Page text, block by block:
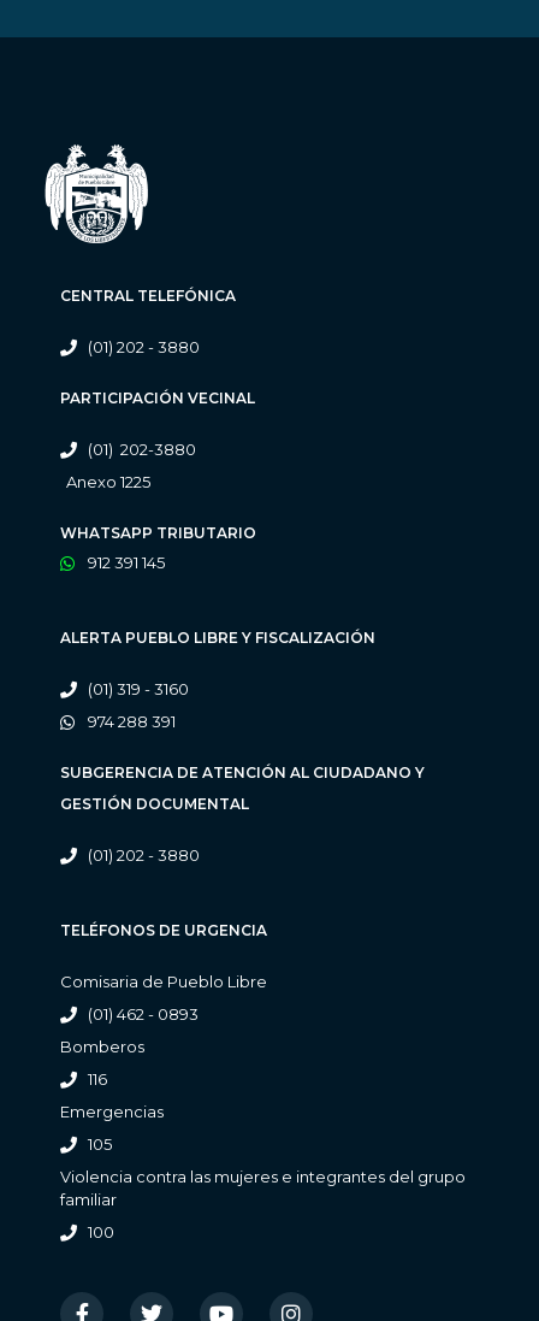
CENTRAL TELEFÓNICA
(01) 202 - 3880
PARTICIPACIÓN VECINAL
(01) 202-3880
Anexo 1225
WHATSAPP TRIBUTARIO
912 391 145
ALERTA PUEBLO LIBRE Y FISCALIZACIÓN
(01) 319 - 3160
974 288 391
SUBGERENCIA DE ATENCIÓN AL CIUDADANO Y
GESTIÓN DOCUMENTAL
(01) 202 - 3880
TELÉFONOS DE URGENCIA
Comisaria de Pueblo Libre
(01) 462 - 0893
Bomberos
116
Emergencias
105
Violencia contra las mujeres e integrantes del grupo
familiar
100